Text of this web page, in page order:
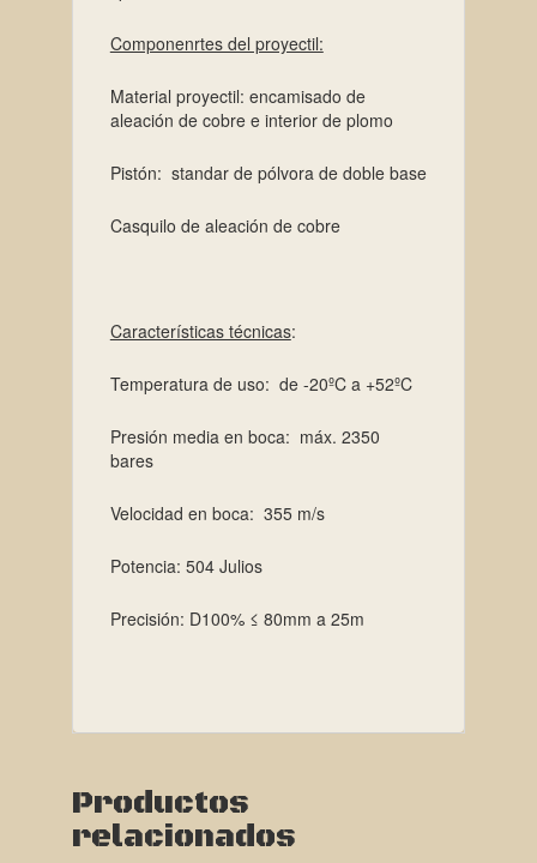
Componenrtes del proyectil:
Material proyectil: encamisado de
aleación de cobre e interior de plomo
Pistón: standar de pólvora de doble base
Casquilo de aleación de cobre
Características técnicas:
Temperatura de uso: de -20ºC a +52ºC
Presión media en boca: máx. 2350
bares
Velocidad en boca: 355 m/s
Potencia: 504 Julios
Precisión: D100% ≤ 80mm a 25m
Productos
relacionados